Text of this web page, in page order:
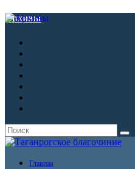
Архивы
Главная